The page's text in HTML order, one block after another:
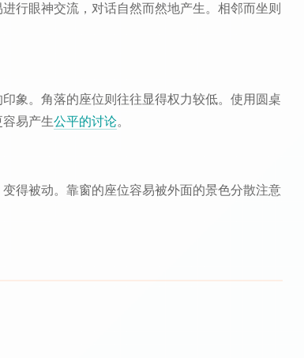
行眼神交流，对话自然而然地产生。相邻而坐则
象。角落的座位则往往显得权力较低。使用圆桌
易产生公平的讨论。
得被动。靠窗的座位容易被外面的景色分散注意